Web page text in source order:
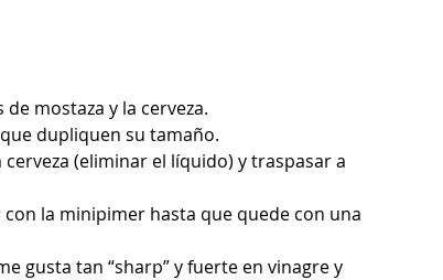
mostaza y la cerveza.
dupliquen su tamaño.
(eliminar el líquido) y traspasar a
la minipimer hasta que quede con una
gusta tan “sharp” y fuerte en vinagre y